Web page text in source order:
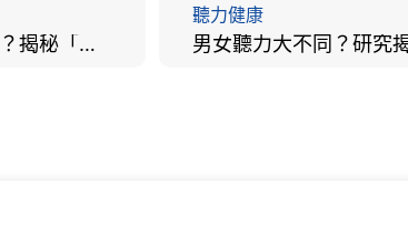
大腦會自動過濾聲音？揭秘「聽覺注意」機制與聽力健康的深層關係
聽力健康